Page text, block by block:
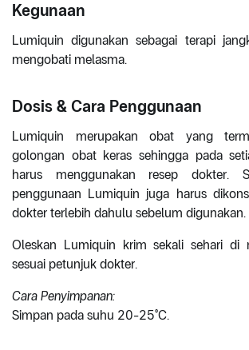
Kegunaan
Lumiquin digunakan sebagai terapi
mengobati melasma.
Dosis & Cara Penggunaan
Lumiquin merupakan obat yang
golongan obat keras sehingga pada
harus menggunakan resep dokter.
penggunaan Lumiquin juga harus
dokter terlebih dahulu sebelum digunakan.
Oleskan Lumiquin krim sekali sehari di
sesuai petunjuk dokter.
Cara Penyimpanan:
Simpan pada suhu 20-25°C.